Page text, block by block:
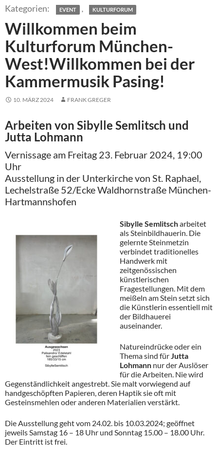
EVENT , KULTURFORUM
Willkommen beim
Kulturforum München-
West!Willkommen bei der
Kammermusik Pasing!
10. MÄRZ 2024 FRANK GREGER
Arbeiten von Sibylle Semlitsch und
Jutta Lohmann
Vernissage am Freitag 23. Februar 2024, 19:00
Uhr
Ausstellung in der Unterkirche von St. Raphael,
Lechelstraße 52/Ecke Waldhornstraße München-
Hartmannshofen
Sibylle Semlitscharbeitet
als Steinbildhauerin. Die
gelernte Steinmetzin
verbindet traditionelles
Handwerk mit
zeitgenössischen
künstlerischen
Fragestellungen. Mit dem
meißeln am Stein setzt sich
die Künstlerin essentiell mit
der Bildhauerei
auseinander.
Natureindrücke oder ein
Thema sind fürJutta
Lohmann nur der Auslöser
für die Arbeiten. Nie wird
Gegenständlichkeit angestrebt. Sie malt vorwiegend auf
handgeschöpften Papieren, deren Haptik sie oft mit
Gesteinsmehlen oder anderen Materialien verstärkt.
Die Ausstellung geht vom 24.02. bis 10.03.2024; geöffnet
jeweils Samstag 16 – 18 Uhr und Sonntag 15.00 – 18.00 Uhr.
Der Eintritt ist frei.